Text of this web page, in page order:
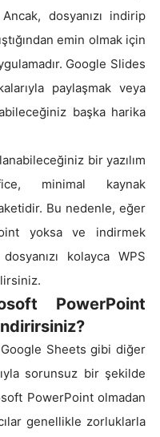
dosyanızı indirip
emin olmak için
Google Slides
paylaşmak veya
başka harika
bir yazılım
minimal kaynak
Bu nedenle, eğer
yoksa ve indirmek
kolayca WPS
PowerPoint
Sheets gibi diğer
sorunsuz bir şekilde
PowerPoint olmadan
genellikle zorluklarla